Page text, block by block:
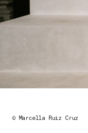
© Marcella Ruiz Cruz